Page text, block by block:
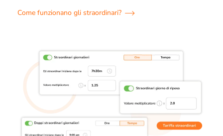
Come funzionano gli straordinari?